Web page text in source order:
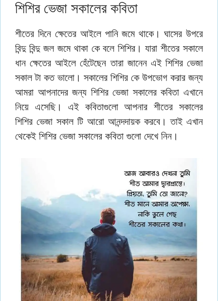
শিশির ভেজা সকালের কবিতা
শীতের দিনে ক্ষেতের আইলে পানি জমে থাকে। ঘাসের উপরে
বিন্দু বিন্দু জল জমে থাকা কে বলে শিশির। যারা শীতের সকালে
ধান ক্ষেতের আইলে হেঁটেছেন তারা জানেন এই শিশির ভেজা
সকাল টা কত ভালো। সকালের শিশির কে উপভোগ করার জন্য
আমরা আপনাদের জন্য শিশির ভেজা সকালের কবিতা এখানে
নিয়ে এসেছি। এই কবিতাগুলো আপনার শীতের সকালের
শিশির ভেজা সকাল টি আরো আনন্দদায়ক করবে। তাই এখান
থেকেই শিশির ভেজা সকালের কবিতা গুলো দেখে নিন।